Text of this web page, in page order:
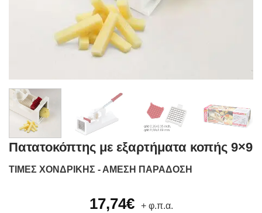
Πατατοκόπτης με εξαρτήματα κοπής 9×9
ΤΙΜΕΣ ΧΟΝΔΡΙΚΗΣ - ΑΜΕΣΗ ΠΑΡΑΔΟΣΗ
17,74€ + φ.π.α.